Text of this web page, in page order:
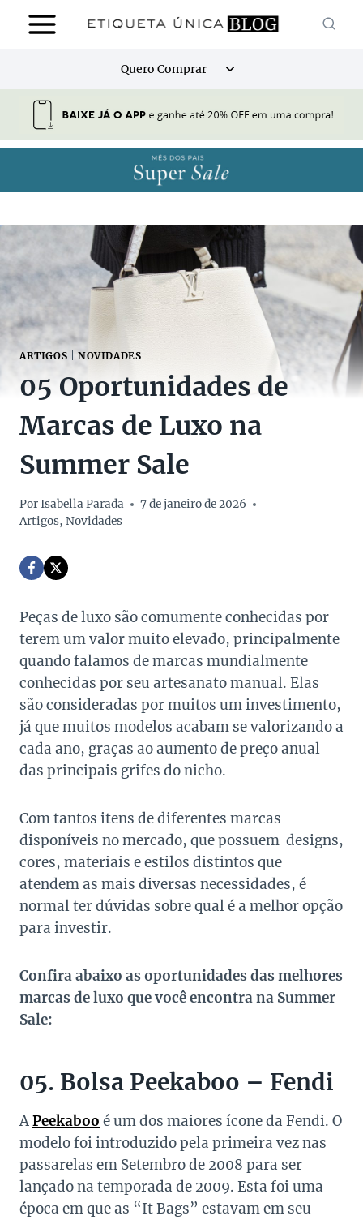
para
Quero Comprar
Alternar
ARTIGOS NOVIDADES
05 Oportunidades de
Marcas de Luxo na
Summer Sale
PorIsabella Parada
7 de janeiro de 2026
Artigos, Novidades
Peças de luxo são comumente conhecidas por
terem um valor muito elevado, principalmente
quando falamos de marcas mundialmente
conhecidas por seu artesanato manual. Elas
são consideradas por muitos um investimento,
já que muitos modelos acabam se valorizando a
cada ano, graças ao aumento de preço anual
das principais grifes do nicho.
Com tantos itens de diferentes marcas
disponíveis no mercado, que possuem designs,
cores, materiais e estilos distintos que
atendem as mais diversas necessidades, é
normal ter dúvidas sobre qual é a melhor opção
para investir.
Confira abaixo as oportunidades das melhores
marcas de luxo que você encontra na Summer
Sale:
05. Bolsa Peekaboo – Fendi
APeekaboo é um dos maiores ícone da Fendi. O
modelo foi introduzido pela primeira vez nas
passarelas em Setembro de 2008 para ser
lançado na temporada de 2009. Esta foi uma
época em que as “It Bags” estavam em seu